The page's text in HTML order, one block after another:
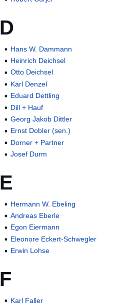
D
Hans W. Dammann
Heinrich Deichsel
Otto Deichsel
Karl Denzel
Eduard Dettling
Dill + Hauf
Georg Jakob Dittler
Ernst Dobler (sen.)
Dorner + Partner
Josef Durm
E
Hermann W. Ebeling
Andreas Eberle
Egon Eiermann
Eleonore Eckert-Schwegler
Erwin Lohse
F
Karl Faller